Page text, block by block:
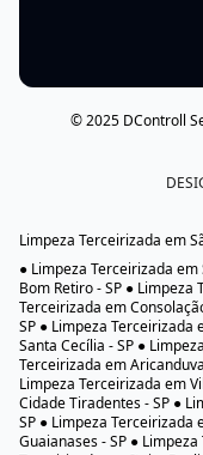
© 2025 DControll
Limpeza Terceirizada em
● Limpeza Terceirizada
Bom Retiro - SP ● Limpeza
Terceirizada em
SP ● Limpeza Terceirizada
Santa Cecília - SP ●
Terceirizada em
Limpeza Terceirizada em
Cidade Tiradentes - SP ●
SP ● Limpeza Terceirizada
Guaianases - SP ●